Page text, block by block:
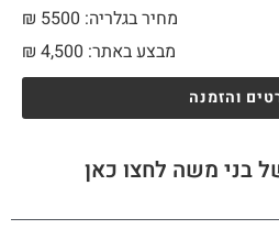
מחיר בגלריה: 5500 ₪
מבצע באתר:
₪ 4,500
והזמנה
בני משה לחצו כאן